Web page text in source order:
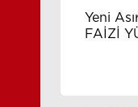
Yeni
FAİZİ